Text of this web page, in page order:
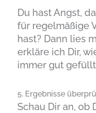
Du hast Angst,
für regelmäßige
hast? Dann lies
erkläre ich Dir,
immer gut
5. Ergebnisse
Schau Dir an, ob